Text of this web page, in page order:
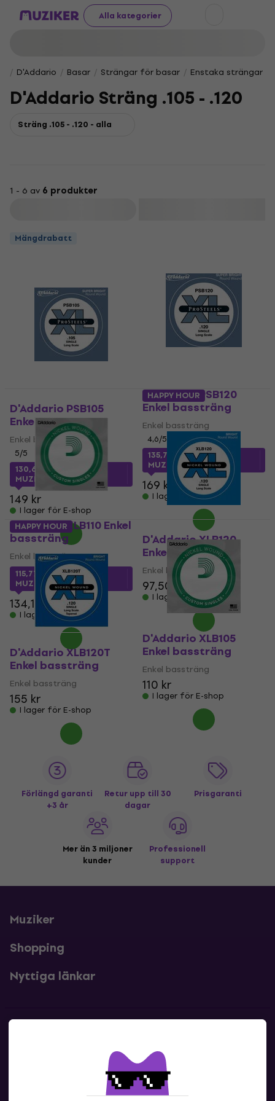
Alla kategorier
D'Addario Basar Strängar för basar Enstaka strängar
D'Addario Sträng .105 - .120
Sträng .105 - .120 - alla
1 - 6 av 6 produkter
Mängdrabatt
D'Addario PSB105
Enkel bassträng
Enkel bassträng
5/5
130,67 krmed kod
MUZMUZ-10
149 kr
I lager för E-shop
D'Addario PSB120
Enkel bassträng
Enkel bassträng
4,6/5
135,71 krmed kod
MUZMUZ-15
169 kr
I lager för E-shop
D'Addario XLB110 Enkel
bassträng
Enkel bassträng
115,77 krmed kod
MUZMUZ-10
134,15 kr
I lager för E-shop
HAPPY HOUR
D'Addario XLB120
Enkel bassträng
Enkel bassträng
97,50 kr
I lager för E-shop
HAPPY HOUR
D'Addario XLB120T
Enkel bassträng
Enkel bassträng
155 kr
I lager för E-shop
D'Addario XLB105
Enkel bassträng
Enkel bassträng
110 kr
I lager för E-shop
Förlängd garanti
+3 år
Retur upp till 30
dagar
Prisgaranti
Mer än 3 miljoner
kunder
Professionell
support
Muziker
Shopping
Nyttiga länkar
Kontakta oss